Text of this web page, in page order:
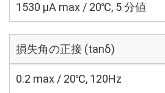
1530 μA max / 20℃, 5 分値
損失角の正接 (tanδ)
0.2 max / 20℃, 120Hz